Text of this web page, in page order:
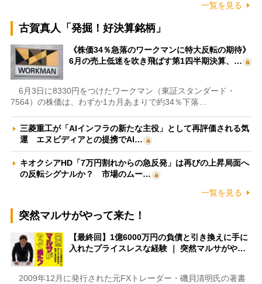
一覧を見る
古賀真人「発掘！好決算銘柄」
《株価34％急落のワークマンに特大反転の期待》
6月の売上低迷を吹き飛ばす第1四半期決算、…
6月3日に8330円をつけたワークマン（東証スタンダード・
7564）の株価は、わずか1カ月あまりで約34％下落…
三菱重工が「AIインフラの新たな主役」として再評価される気
運 エヌビディアとの提携でAI…
キオクシアHD「7万円割れからの急反発」は再びの上昇局面へ
の反転シグナルか？ 市場のムー…
一覧を見る
突然マルサがやって来た！
【最終回】1億6000万円の負債と引き換えに手に
入れたプライスレスな経験 ｜ 突然マルサがや…
2009年12月に発行された元FXトレーダー・磯貝清明氏の著書